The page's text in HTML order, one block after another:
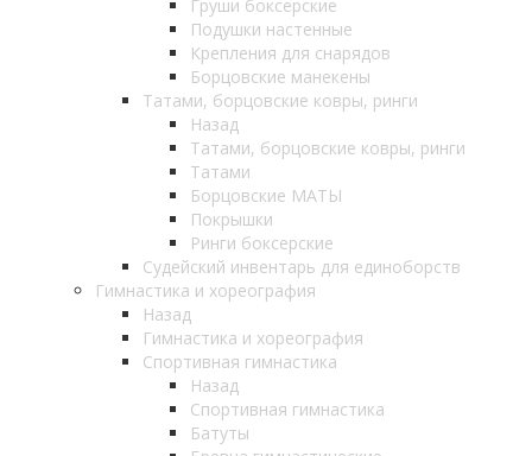
Груши боксерские
Подушки настенные
Крепления для снарядов
Борцовские манекены
Татами, борцовские ковры, ринги
Назад
Татами, борцовские ковры, ринги
Татами
Борцовские МАТЫ
Покрышки
Ринги боксерские
Судейский инвентарь для единоборств
Гимнастика и хореография
Назад
Гимнастика и хореография
Спортивная гимнастика
Назад
Спортивная гимнастика
Батуты